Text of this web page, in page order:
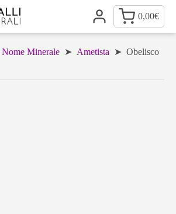
0,00€
Nome Minerale ➤ Ametista ➤ Obelisco